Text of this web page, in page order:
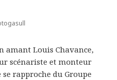
amant Louis Chavance,
scénariste et monteur
rapproche du Groupe